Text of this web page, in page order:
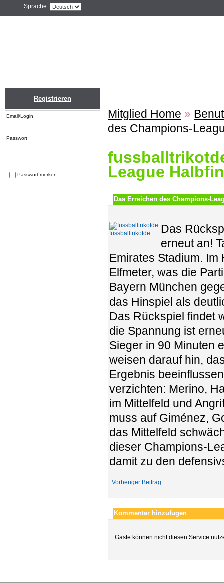
Sprache:
Registrieren
Email/Login
Passwort
Passwort merken
Mitglied Home »
des Champions-
League
Das Erreichen des Champions-
fussballtrikotde
Das
erneut an!
Emirates Stadium.
Elfmeter, was die
Bayern München
das Hinspiel als
Das Rückspiel findet
die Spannung ist
Sieger in 90 Minuten
weisen darauf hin,
Ergebnis
verzichten: Merino,
im Mittelfeld und
muss auf Giménez,
das Mittelfeld
dieser Champions-
damit zu den
Vorheriger Beitrag
Kommentar hinzufugen
Gaste können nicht diesen Service